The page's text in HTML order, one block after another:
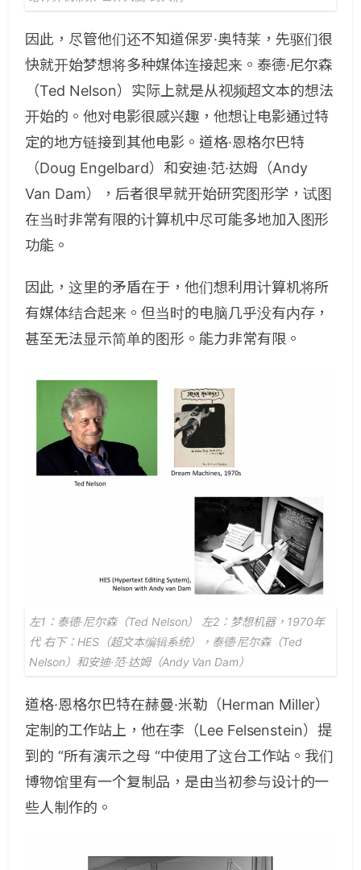
因此，尽管他们还不知道保罗·奥特莱，先驱们很
快就开始梦想将多种媒体连接起来。泰德·尼尔森
（Ted Nelson）实际上就是从视频超文本的想法
开始的。他对电影很感兴趣，他想让电影通过特
定的地方链接到其他电影。道格·恩格尔巴特
（Doug Engelbard）和安迪·范·达姆（Andy
Van Dam），后者很早就开始研究图形学，试图
在当时非常有限的计算机中尽可能多地加入图形
功能。
因此，这里的矛盾在于，他们想利用计算机将所
有媒体结合起来。但当时的电脑几乎没有内存，
甚至无法显示简单的图形。能力非常有限。
左1：泰德·尼尔森（Ted Nelson） 左2：梦想机器，1970年
代 右下：HES（超文本编辑系统），泰德·尼尔森（Ted
Nelson）和安迪·范·达姆（Andy Van Dam）
道格·恩格尔巴特在赫曼·米勒（Herman Miller）
定制的工作站上，他在李（Lee Felsenstein）提
到的 “所有演示之母 “中使用了这台工作站。我们
博物馆里有一个复制品，是由当初参与设计的一
些人制作的。